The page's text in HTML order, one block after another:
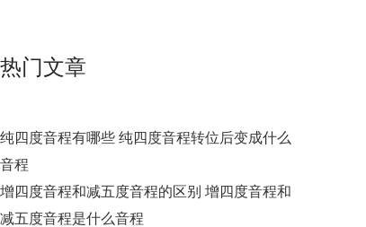
热门文章
纯四度音程有哪些 纯四度音程转位后变成什么
音程
增四度音程和减五度音程的区别 增四度音程和
减五度音程是什么音程